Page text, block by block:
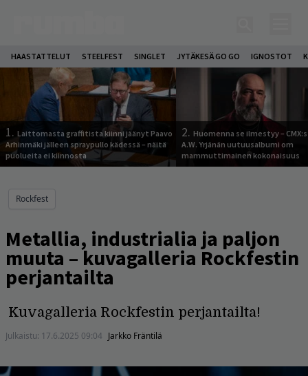
HAASTATTELUT STEELFEST SINGLET JYTÄKESÄ GO GO IGNOSTOT
1. Laittomasta graffitista kiinni jäänyt Paavo
Arhinmäki jälleen spraypullo kädessä – näitä
puolueita ei kiinnosta
2. Huomenna se ilmestyy –
A.W. Yrjänän uutuusalbumi om
mammuttimainen kokonaisuus
Rockfest
Metallia, industrialia ja paljon
muuta – kuvagalleria Rockfestin
perjantailta
Kuvagalleria Rockfestin perjantailta!
Julkaistu: 17.6.2025 09:04 Jarkko Fräntilä